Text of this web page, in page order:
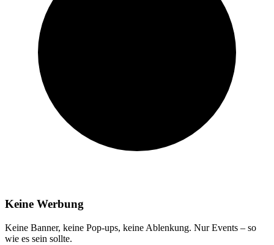
Keine Werbung
Keine Banner, keine Pop-ups, keine Ablenkung. Nur Events – so
wie es sein sollte.